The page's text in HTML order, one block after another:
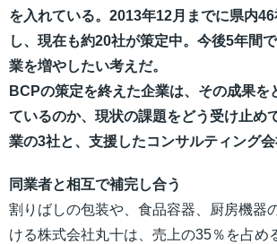
を入れている。2013年12月までに県内
し、現在も約20社が策定中。今後5年間
業を増やしたい考えだ。
BCPの策定を終えた企業は、その成果を
ているのか、現状の課題をどう受け止め
業の3社と、支援したコンサルティング会
同業者と相互で補完し合う
割りばしの包装や、食品容器、厨房機器
ける株式会社丸十は、売上の35％を占め